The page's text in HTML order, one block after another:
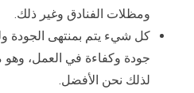
ومظلات الفنادق وغير ذلك.
كل شيء يتم بمنتهى
جودة وكفاءة في العمل، وهو
لذلك نحن الأفضل.